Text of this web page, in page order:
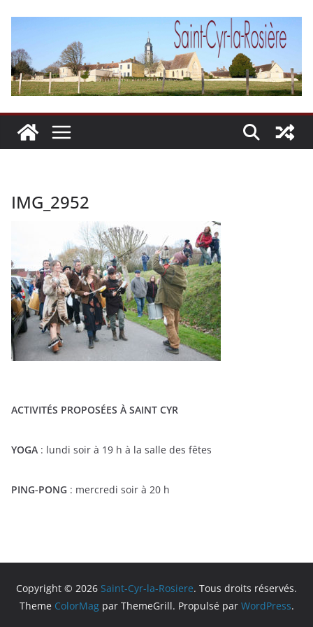
contenu
IMG_2952
ACTIVITÉS PROPOSÉES À SAINT CYR
YOGA : lundi soir à 19 h à la salle des fêtes
PING-PONG : mercredi soir à 20 h
Copyright © 2026 Saint-Cyr-la-Rosiere. Tous droits réservés.
Theme ColorMagpar ThemeGrill. Propulsé par WordPress.